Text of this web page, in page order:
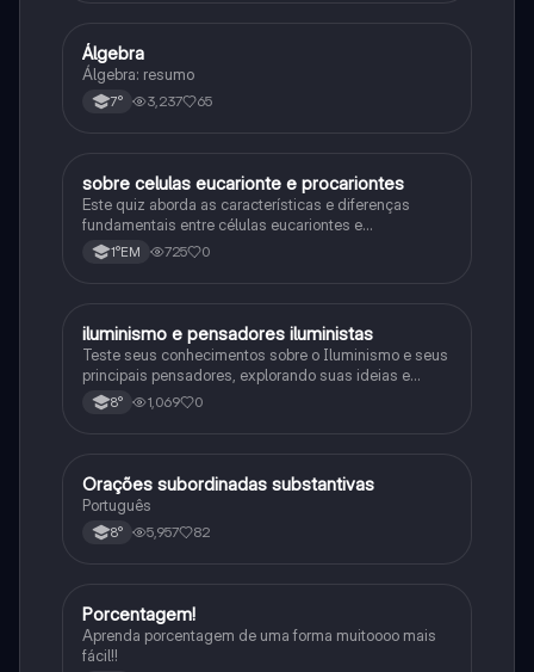
Matematica
Álgebra
Álgebra: resumo
7° 3,237 65
Biologia
sobre celulas eucarionte e procariontes
Este quiz aborda as características e diferenças
fundamentais entre células eucariontes e
procariontes.
1°EM 725 0
História
iluminismo e pensadores iluministas
Teste seus conhecimentos sobre o Iluminismo e seus
principais pensadores, explorando suas ideias e
impacto histórico.
8° 1,069 0
Português
Orações subordinadas substantivas
Português
8° 5,957 82
Matematica
Porcentagem!
Aprenda porcentagem de uma forma muitoooo mais
fácil!!